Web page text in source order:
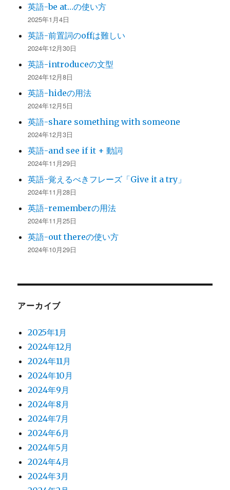
英語-be at…の使い方
2025年1月4日
英語-前置詞のoffは難しい
2024年12月30日
英語-introduceの文型
2024年12月8日
英語-hideの用法
2024年12月5日
英語-share something with someone
2024年12月3日
英語-and see if it + 動詞
2024年11月29日
英語-覚えるべきフレーズ「Give it a try」
2024年11月28日
英語-rememberの用法
2024年11月25日
英語-out thereの使い方
2024年10月29日
アーカイブ
2025年1月
2024年12月
2024年11月
2024年10月
2024年9月
2024年8月
2024年7月
2024年6月
2024年5月
2024年4月
2024年3月